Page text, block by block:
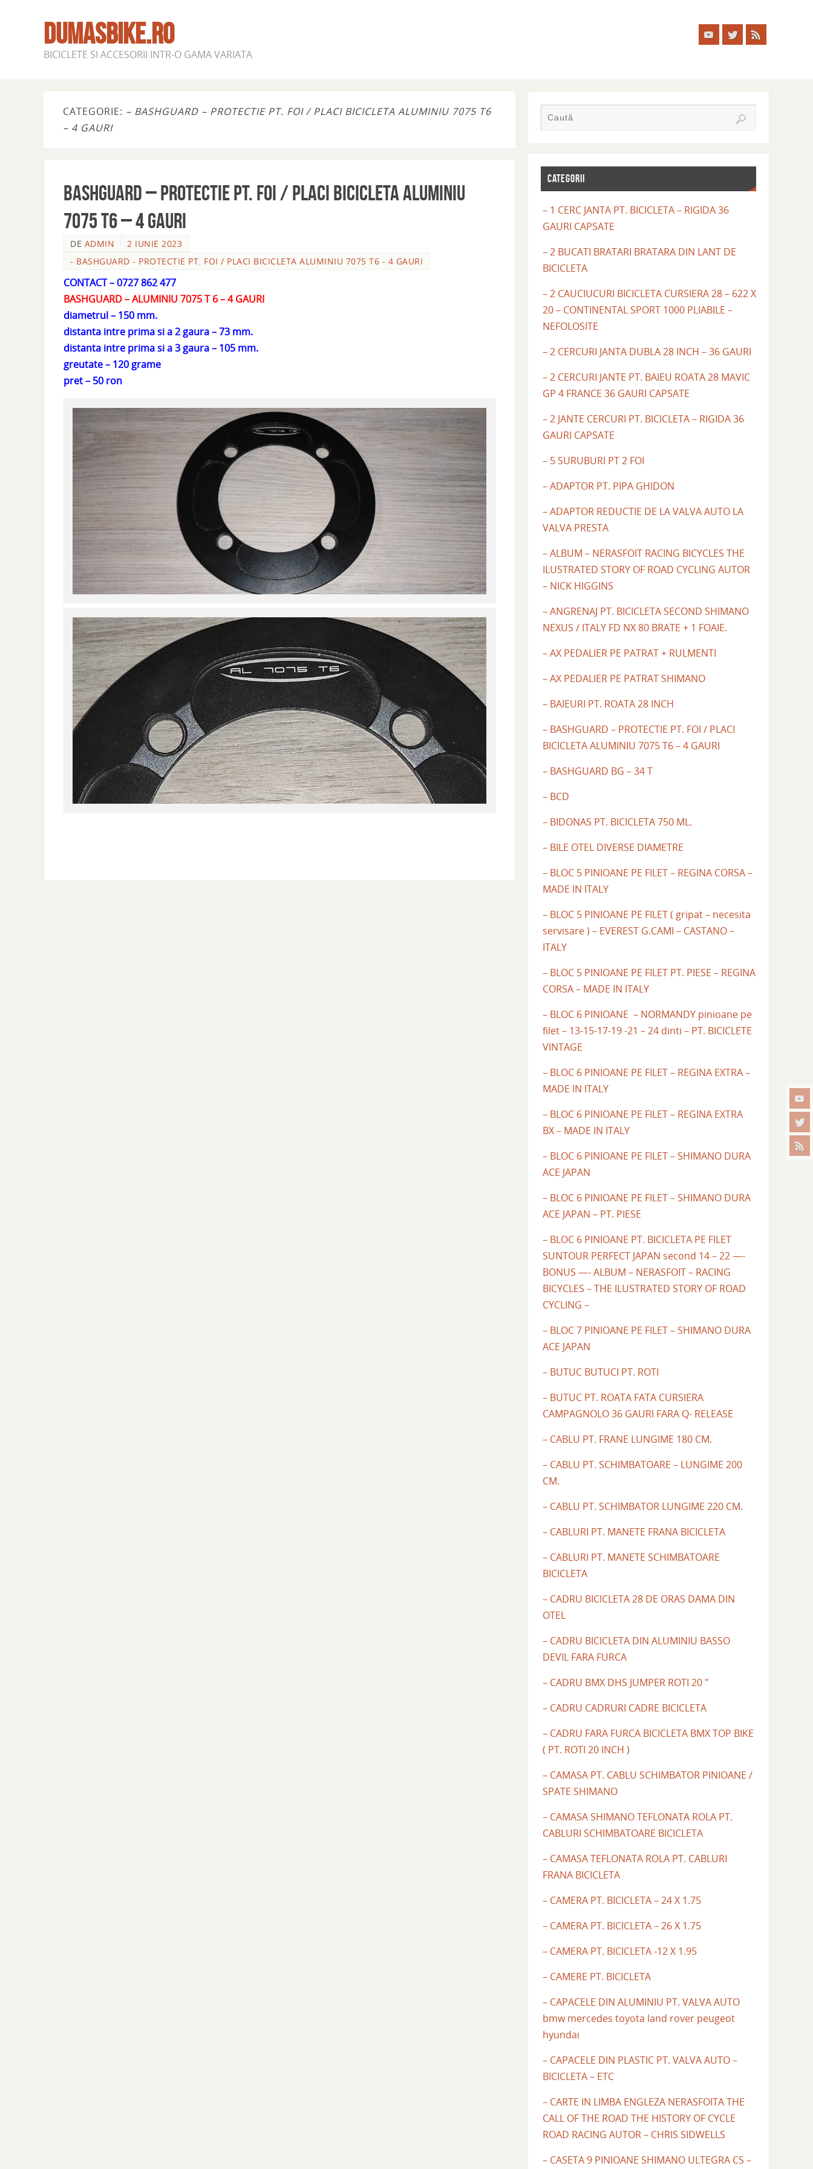
DUMASBIKE.RO
BICICLETE SI ACCESORII INTR-O GAMA VARIATA
CATEGORIE: – BASHGUARD – PROTECTIE PT. FOI / PLACI BICICLETA ALUMINIU 7075 T6
– 4 GAURI
BASHGUARD – PROTECTIE PT. FOI / PLACI BICICLETA ALUMINIU
7075 T6 – 4 GAURI
DE ADMIN
2 IUNIE 2023
- BASHGUARD - PROTECTIE PT. FOI / PLACI BICICLETA ALUMINIU 7075 T6 - 4 GAURI
CONTACT – 0727 862 477
BASHGUARD – ALUMINIU 7075 T 6 – 4 GAURI
diametrul – 150 mm.
distanta intre prima si a 2 gaura – 73 mm.
distanta intre prima si a 3 gaura – 105 mm.
greutate – 120 grame
pret – 50 ron
CATEGORII
– 1 CERC JANTA PT. BICICLETA – RIGIDA 36
GAURI CAPSATE
– 2 BUCATI BRATARI BRATARA DIN LANT DE
BICICLETA
– 2 CAUCIUCURI BICICLETA CURSIERA 28 – 622 X
20 – CONTINENTAL SPORT 1000 PLIABILE –
NEFOLOSITE
– 2 CERCURI JANTA DUBLA 28 INCH – 36 GAURI
– 2 CERCURI JANTE PT. BAIEU ROATA 28 MAVIC
GP 4 FRANCE 36 GAURI CAPSATE
– 2 JANTE CERCURI PT. BICICLETA – RIGIDA 36
GAURI CAPSATE
– 5 SURUBURI PT 2 FOI
– ADAPTOR PT. PIPA GHIDON
– ADAPTOR REDUCTIE DE LA VALVA AUTO LA
VALVA PRESTA
– ALBUM – NERASFOIT RACING BICYCLES THE
ILUSTRATED STORY OF ROAD CYCLING AUTOR
– NICK HIGGINS
– ANGRENAJ PT. BICICLETA SECOND SHIMANO
NEXUS / ITALY FD NX 80 BRATE + 1 FOAIE.
– AX PEDALIER PE PATRAT + RULMENTI
– AX PEDALIER PE PATRAT SHIMANO
– BAIEURI PT. ROATA 28 INCH
– BASHGUARD – PROTECTIE PT. FOI / PLACI
BICICLETA ALUMINIU 7075 T6 – 4 GAURI
– BASHGUARD BG – 34 T
– BCD
– BIDONAS PT. BICICLETA 750 ML.
– BILE OTEL DIVERSE DIAMETRE
– BLOC 5 PINIOANE PE FILET – REGINA CORSA –
MADE IN ITALY
– BLOC 5 PINIOANE PE FILET ( gripat – necesita
servisare ) – EVEREST G.CAMI – CASTANO –
ITALY
– BLOC 5 PINIOANE PE FILET PT. PIESE – REGINA
CORSA – MADE IN ITALY
– BLOC 6 PINIOANE – NORMANDY pinioane pe
filet – 13-15-17-19 -21 – 24 dinti – PT. BICICLETE
VINTAGE
– BLOC 6 PINIOANE PE FILET – REGINA EXTRA –
MADE IN ITALY
– BLOC 6 PINIOANE PE FILET – REGINA EXTRA
BX – MADE IN ITALY
– BLOC 6 PINIOANE PE FILET – SHIMANO DURA
ACE JAPAN
– BLOC 6 PINIOANE PE FILET – SHIMANO DURA
ACE JAPAN – PT. PIESE
– BLOC 6 PINIOANE PT. BICICLETA PE FILET
SUNTOUR PERFECT JAPAN second 14 – 22 —-
BONUS —- ALBUM – NERASFOIT – RACING
BICYCLES – THE ILUSTRATED STORY OF ROAD
CYCLING –
– BLOC 7 PINIOANE PE FILET – SHIMANO DURA
ACE JAPAN
– BUTUC BUTUCI PT. ROTI
– BUTUC PT. ROATA FATA CURSIERA
CAMPAGNOLO 36 GAURI FARA Q- RELEASE
– CABLU PT. FRANE LUNGIME 180 CM.
– CABLU PT. SCHIMBATOARE – LUNGIME 200
CM.
– CABLU PT. SCHIMBATOR LUNGIME 220 CM.
– CABLURI PT. MANETE FRANA BICICLETA
– CABLURI PT. MANETE SCHIMBATOARE
BICICLETA
– CADRU BICICLETA 28 DE ORAS DAMA DIN
OTEL
– CADRU BICICLETA DIN ALUMINIU BASSO
DEVIL FARA FURCA
– CADRU BMX DHS JUMPER ROTI 20 "
– CADRU CADRURI CADRE BICICLETA
– CADRU FARA FURCA BICICLETA BMX TOP BIKE
( PT. ROTI 20 INCH )
– CAMASA PT. CABLU SCHIMBATOR PINIOANE /
SPATE SHIMANO
– CAMASA SHIMANO TEFLONATA ROLA PT.
CABLURI SCHIMBATOARE BICICLETA
– CAMASA TEFLONATA ROLA PT. CABLURI
FRANA BICICLETA
– CAMERA PT. BICICLETA – 24 X 1.75
– CAMERA PT. BICICLETA – 26 X 1.75
– CAMERA PT. BICICLETA -12 X 1.95
– CAMERE PT. BICICLETA
– CAPACELE DIN ALUMINIU PT. VALVA AUTO
bmw mercedes toyota land rover peugeot
hyundai
– CAPACELE DIN PLASTIC PT. VALVA AUTO –
BICICLETA – ETC
– CARTE IN LIMBA ENGLEZA NERASFOITA THE
CALL OF THE ROAD THE HISTORY OF CYCLE
ROAD RACING AUTOR – CHRIS SIDWELLS
– CASETA 9 PINIOANE SHIMANO ULTEGRA CS –